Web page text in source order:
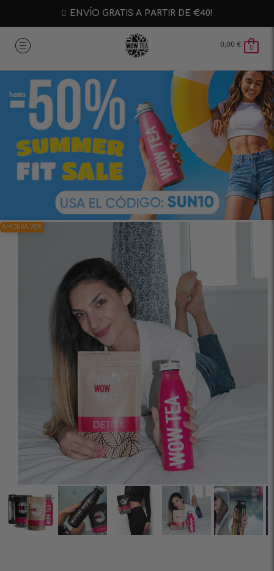
ENVÍO GRATIS A PARTIR DE €40!
0,00 € 0
AHORRA 20%